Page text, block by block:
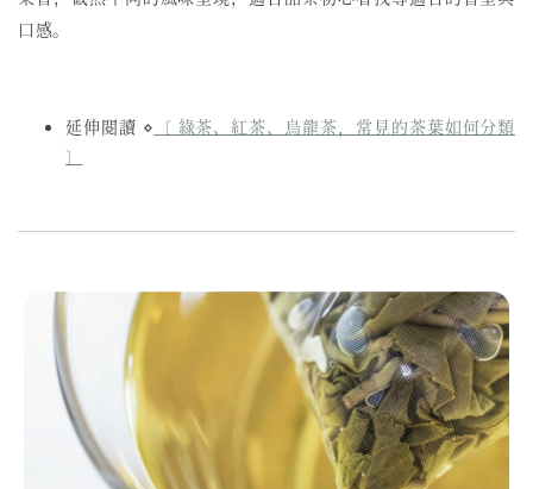
口感。
延伸閱讀 ⋄ 〔 綠茶、紅茶、烏龍茶，常見的茶葉如何分類
〕